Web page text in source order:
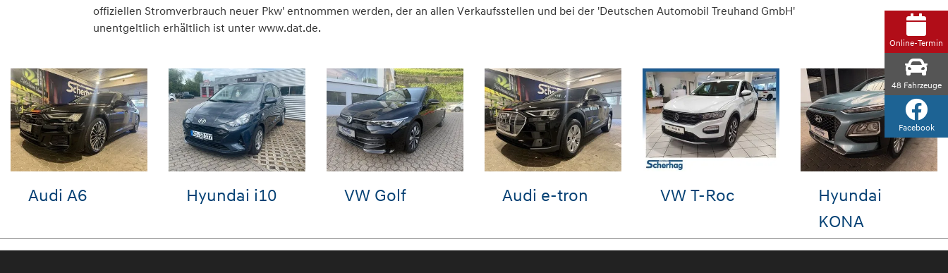
offiziellen Stromverbrauch neuer Pkw' entnommen werden, der an allen Verkaufsstellen und bei der 'Deutschen Automobil Treuhand GmbH'
unentgeltlich erhältlich ist unter www.dat.de.
e-tron VW T-Roc
Hyundai
Hyundai
Hyundai
VW Golf
Online-Termin
48Fahrzeuge
Facebook